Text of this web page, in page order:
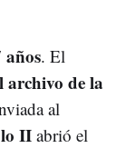
. El
archivo de la
al
II abrió el